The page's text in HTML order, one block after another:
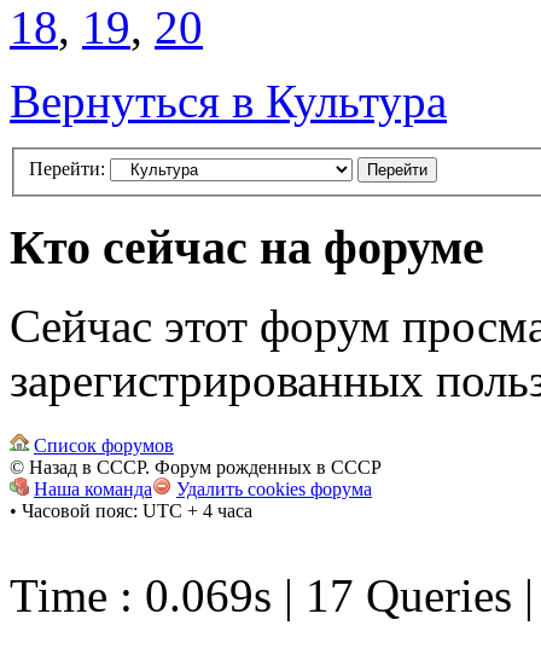
18, 19, 20
Вернуться в Культура
Перейти:
Кто сейчас на форуме
Сейчас этот форум
зарегистрированных
Список форумов
© Назад в СССР. Форум рожденных в СССР
Наша команда
Удалить cookies форума
• Часовой пояс: UTC + 4 часа
Time : 0.069s | 17 Queries